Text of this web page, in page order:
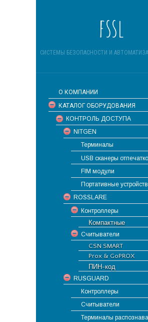
fssl
СИСТЕМЫ БЕЗОПАСНОСТИ И
О КОМПАНИИ
КАТАЛОГ ОБОРУДОВАНИЯ
КОНТРОЛЬ ДОСТУПА
NITGEN
Терминалы
USB сканеры
FIM модули
Портативные
ROSSLARE
Контроллеры
Компактные
Считыватели
CSN SMART
Prox & GoPROX
ПИН-код
RUSGUARD
Контроллеры
Считыватели
Терминалы